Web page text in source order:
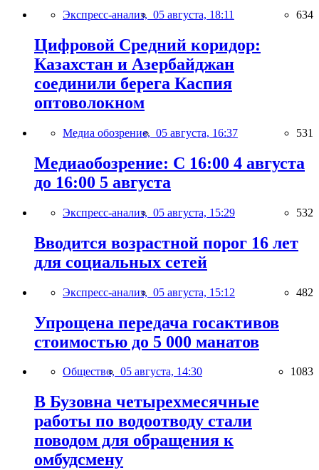
Экспресс-анализ, 05 августа, 18:11 634
Цифровой Средний коридор:
Казахстан и Азербайджан
соединили берега Каспия
оптоволокном
Медиа обозрение, 05 августа, 16:37 531
Медиаобозрение: С 16:00 4 августа
до 16:00 5 августа
Экспресс-анализ, 05 августа, 15:29 532
Вводится возрастной порог 16 лет
для социальных сетей
Экспресс-анализ, 05 августа, 15:12 482
Упрощена передача госактивов
стоимостью до 5 000 манатов
Общество, 05 августа, 14:30 1083
В Бузовна четырехмесячные
работы по водоотводу стали
поводом для обращения к
омбудсмену